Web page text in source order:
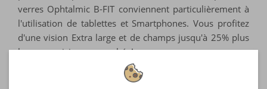
verres Ophtalmic B-FIT conviennent particulièrement à
l'utilisation de tablettes et Smartphones. Vous profitez
d'une vision Extra large et de champs jusqu'à 25% plus
larges en vision rapprochée!